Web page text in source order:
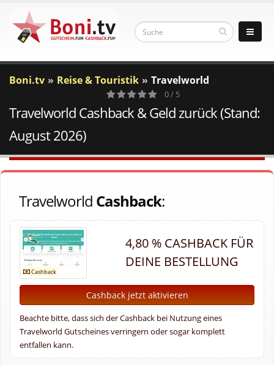
Boni.tv Reise & Touristik Travelworld
0
Votes
0 / 5
Travelworld Cashback & Geld zurück (Stand:
August 2026)
Travelworld Cashback:
4,80 % CASHBACK FÜR
DEINE BESTELLUNG
Cashback jetzt aktivieren
Beachte bitte, dass sich der Cashback bei Nutzung eines
Travelworld Gutscheines verringern oder sogar komplett
entfallen kann.